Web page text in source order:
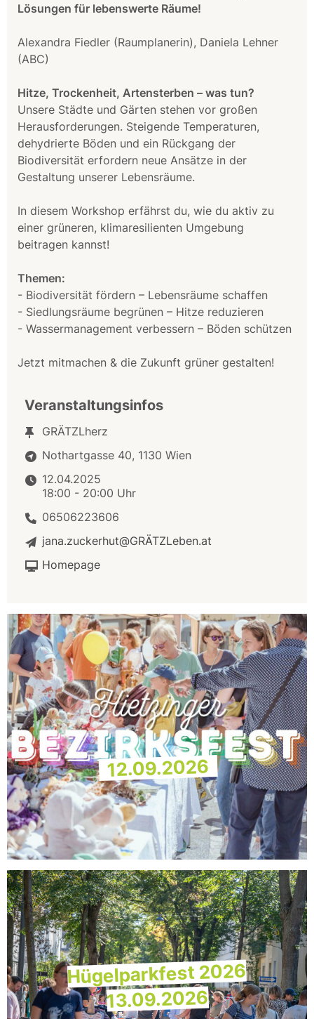
Lösungen für lebenswerte Räume!
Alexandra Fiedler (Raumplanerin), Daniela Lehner
(ABC)
Hitze, Trockenheit, Artensterben – was tun?
Unsere Städte und Gärten stehen vor großen
Herausforderungen. Steigende Temperaturen,
dehydrierte Böden und ein Rückgang der
Biodiversität erfordern neue Ansätze in der
Gestaltung unserer Lebensräume.
In diesem Workshop erfährst du, wie du aktiv zu
einer grüneren, klimaresilienten Umgebung
beitragen kannst!
Themen:
- Biodiversität fördern – Lebensräume schaffen
- Siedlungsräume begrünen – Hitze reduzieren
- Wassermanagement verbessern – Böden schützen
Jetzt mitmachen & die Zukunft grüner gestalten!
Veranstaltungsinfos
GRÄTZLherz
Nothartgasse 40, 1130 Wien
12.04.2025
18:00 - 20:00 Uhr
06506223606
jana.zuckerhut@GRÄTZLeben.at
Homepage
12.09.2026
Hügelparkfest 2026
13.09.2026